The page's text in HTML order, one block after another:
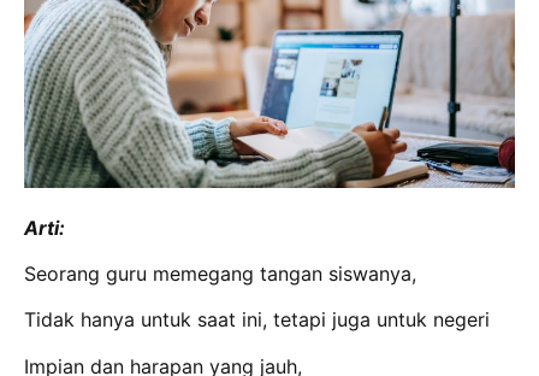
Arti:
Seorang guru memegang tangan siswanya,
Tidak hanya untuk saat ini, tetapi juga untuk negeri
Impian dan harapan yang jauh,